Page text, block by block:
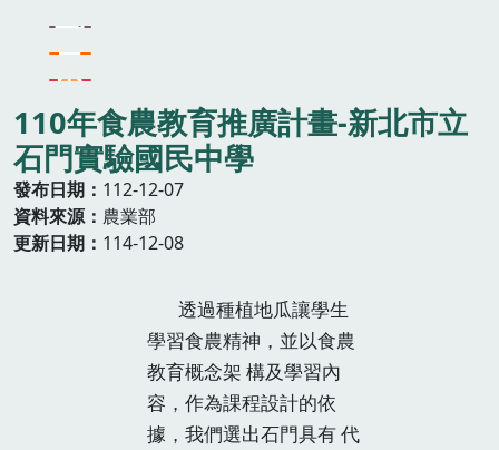
110年食農教育推廣計畫-新北市立
石門實驗國民中學
發布日期
112-12-07
資料來源
農業部
更新日期
114-12-08
透過種植地瓜讓學生
學習食農精神，並以食農
教育概念架 構及學習內
容，作為課程設計的依
據，我們選出石門具有 代